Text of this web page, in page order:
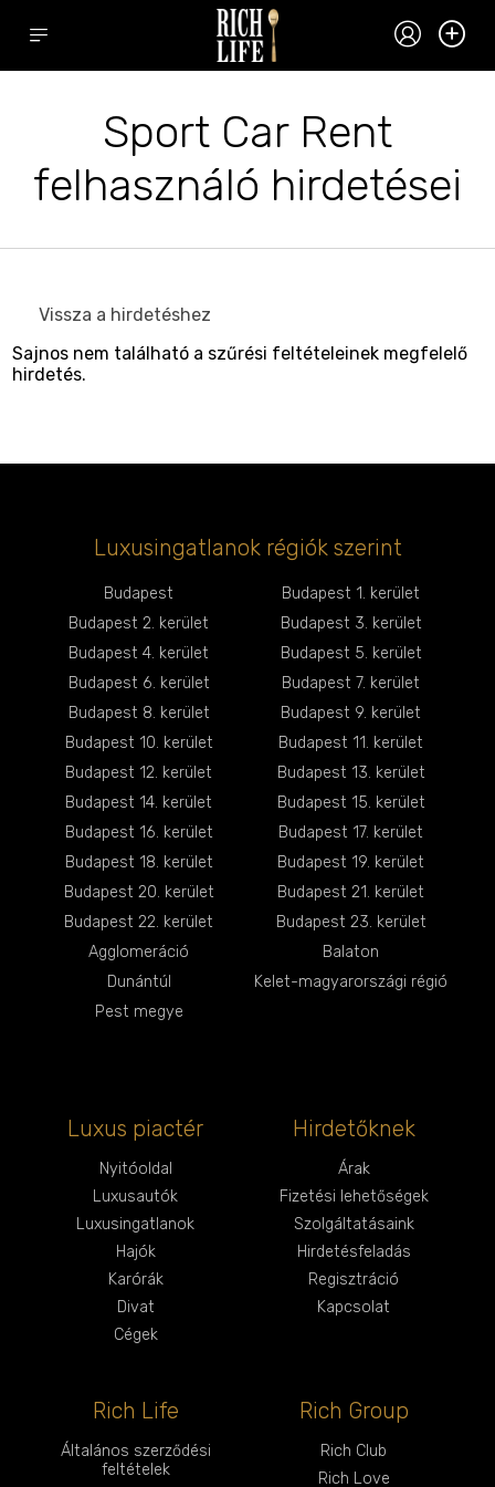
Sport Car Rent
felhasználó hirdetései
Vissza a hirdetéshez
Sajnos nem található a szűrési feltételeinek megfelelő
hirdetés.
Luxusingatlanok régiók szerint
Budapest
Budapest 1. kerület
Budapest 2. kerület
Budapest 3. kerület
Budapest 4. kerület
Budapest 5. kerület
Budapest 6. kerület
Budapest 7. kerület
Budapest 8. kerület
Budapest 9. kerület
Budapest 10. kerület
Budapest 11. kerület
Budapest 12. kerület
Budapest 13. kerület
Budapest 14. kerület
Budapest 15. kerület
Budapest 16. kerület
Budapest 17. kerület
Budapest 18. kerület
Budapest 19. kerület
Budapest 20. kerület
Budapest 21. kerület
Budapest 22. kerület
Budapest 23. kerület
Agglomeráció
Balaton
Dunántúl
Kelet-magyarországi régió
Pest megye
Luxus piactér
Nyitóoldal
Luxusautók
Luxusingatlanok
Hajók
Karórák
Divat
Cégek
Hirdetőknek
Árak
Fizetési lehetőségek
Szolgáltatásaink
Hirdetésfeladás
Regisztráció
Kapcsolat
Rich Life
Általános szerződési
feltételek
Rich Group
Rich Club
Rich Love